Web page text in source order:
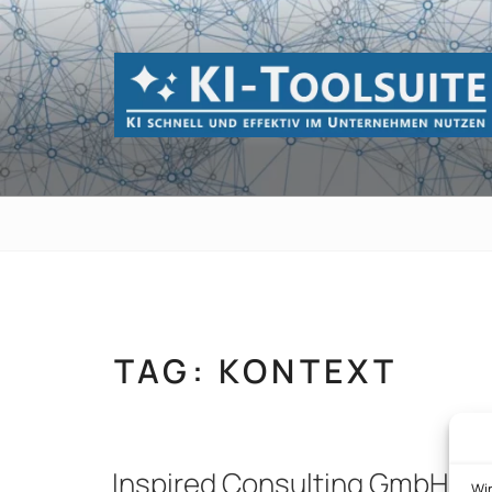
Zum
Inhalt
springen
KI-
KI schnell und effektiv im Unternehmen
TAG: KONTEXT
Inspired Consulting GmbH